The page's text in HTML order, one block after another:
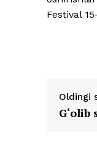
Festival
Oldingi
G‘olib